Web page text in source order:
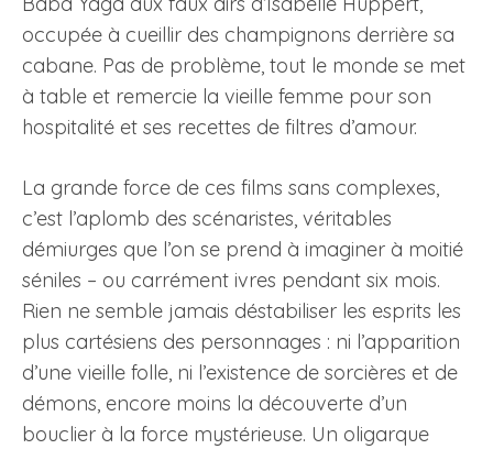
occupée à cueillir des champignons derrière sa
cabane. Pas de problème, tout le monde se met
à table et remercie la vieille femme pour son
hospitalité et ses recettes de filtres d’amour.
La grande force de ces films sans complexes,
c’est l’aplomb des scénaristes, véritables
démiurges que l’on se prend à imaginer à moitié
séniles – ou carrément ivres pendant six mois.
Rien ne semble jamais déstabiliser les esprits les
plus cartésiens des personnages : ni l’apparition
d’une vieille folle, ni l’existence de sorcières et de
démons, encore moins la découverte d’un
bouclier à la force mystérieuse. Un oligarque